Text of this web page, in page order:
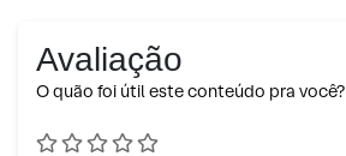
Avaliação
O quão foi útil este conteúdo pra você?